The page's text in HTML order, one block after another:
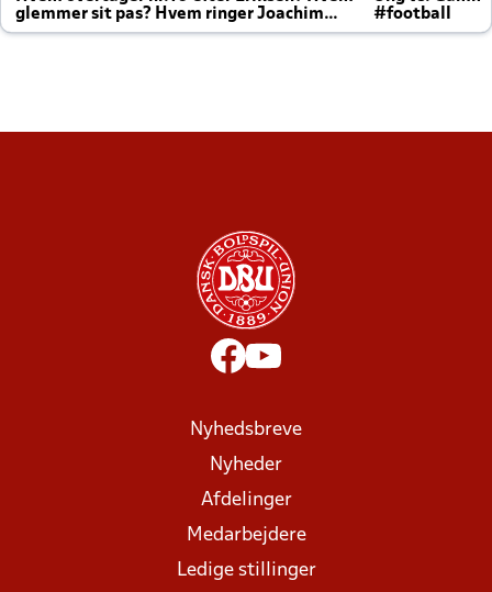
glemmer sit pas? Hvem ringer Joachim
altid til efter kampe?
#football
Nyhedsbreve
Nyheder
Afdelinger
Medarbejdere
Ledige stillinger